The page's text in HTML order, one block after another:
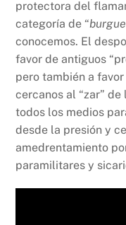
protectora del
categoría de “
conocemos. El
favor de antiguos
pero también a
cercanos al “zar”
todos los medios
desde la presión y
amedrentamiento
paramilitares y